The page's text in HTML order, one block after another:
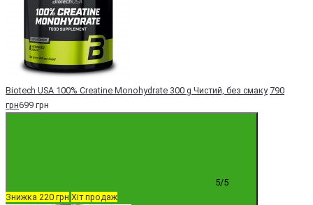
Biotech USA 100% Creatine Monohydrate 300 g Чистий, без смаку 790
грн699 грн
5/5
Знижка 220 грн Хіт продаж